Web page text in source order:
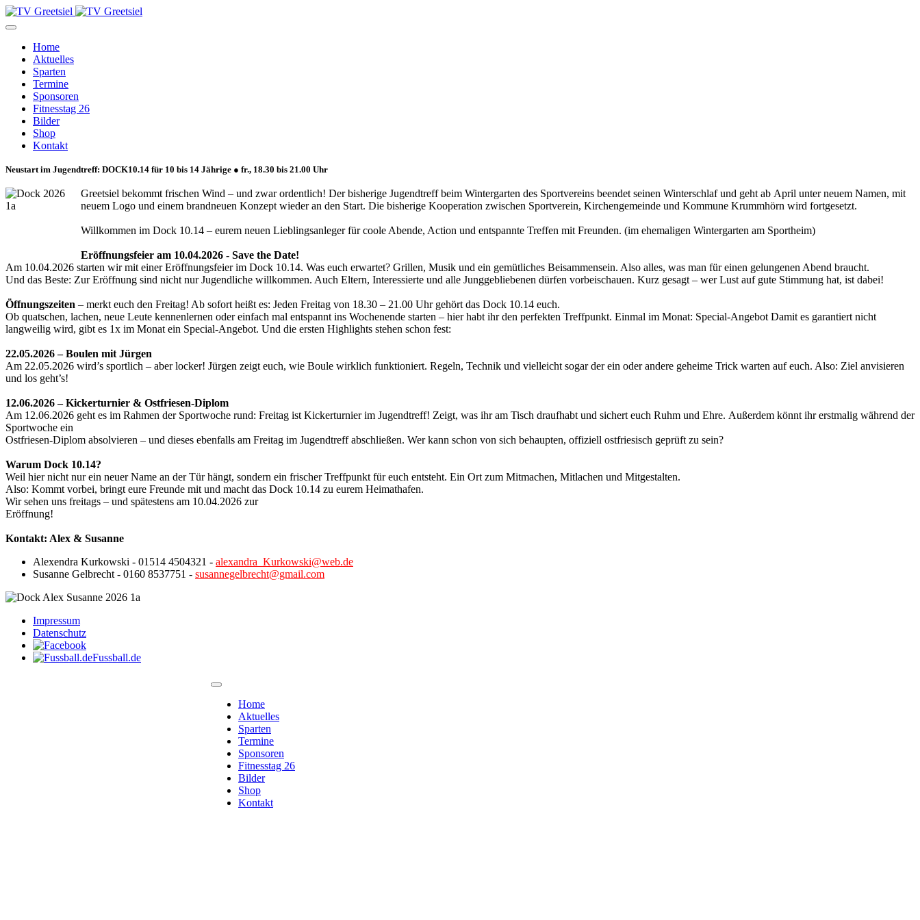
Home
Aktuelles
Sparten
Termine
Sponsoren
Fitnesstag 26
Bilder
Shop
Kontakt
Neustart im Jugendtreff: DOCK10.14 für 10 bis 14 Jährige ● fr., 18.30 bis 21.00 Uhr
Greetsiel bekommt frischen Wind – und zwar ordentlich! Der bisherige Jugendtreff beim Wintergarten des Sportvereins beendet seinen Winterschlaf und geht ab April unter neuem Namen, mit
neuem Logo und einem brandneuen Konzept wieder an den Start. Die bisherige Kooperation zwischen Sportverein, Kirchengemeinde und Kommune Krummhörn wird fortgesetzt.
Willkommen im Dock 10.14 – eurem neuen Lieblingsanleger für coole Abende, Action und entspannte Treffen mit Freunden. (im ehemaligen Wintergarten am Sportheim)
Eröffnungsfeier am 10.04.2026 - Save the Date!
Am 10.04.2026 starten wir mit einer Eröffnungsfeier im Dock 10.14. Was euch erwartet? Grillen, Musik und ein gemütliches Beisammensein. Also alles, was man für einen gelungenen Abend braucht.
Und das Beste: Zur Eröffnung sind nicht nur Jugendliche willkommen. Auch Eltern, Interessierte und alle Junggebliebenen dürfen vorbeischauen. Kurz gesagt – wer Lust auf gute Stimmung hat, ist dabei!
Öffnungszeiten – merkt euch den Freitag! Ab sofort heißt es: Jeden Freitag von 18.30 – 21.00 Uhr gehört das Dock 10.14 euch.
Ob quatschen, lachen, neue Leute kennenlernen oder einfach mal entspannt ins Wochenende starten – hier habt ihr den perfekten Treffpunkt. Einmal im Monat: Special-Angebot Damit es garantiert nicht
langweilig wird, gibt es 1x im Monat ein Special-Angebot. Und die ersten Highlights stehen schon fest:
22.05.2026 – Boulen mit Jürgen
Am 22.05.2026 wird’s sportlich – aber locker! Jürgen zeigt euch, wie Boule wirklich funktioniert. Regeln, Technik und vielleicht sogar der ein oder andere geheime Trick warten auf euch. Also: Ziel anvisieren
und los geht’s!
12.06.2026 – Kickerturnier & Ostfriesen-Diplom
Am 12.06.2026 geht es im Rahmen der Sportwoche rund: Freitag ist Kickerturnier im Jugendtreff! Zeigt, was ihr am Tisch draufhabt und sichert euch Ruhm und Ehre. Außerdem könnt ihr erstmalig während der
Sportwoche ein
Ostfriesen-Diplom absolvieren – und dieses ebenfalls am Freitag im Jugendtreff abschließen. Wer kann schon von sich behaupten, offiziell ostfriesisch geprüft zu sein?
Warum Dock 10.14?
Weil hier nicht nur ein neuer Name an der Tür hängt, sondern ein frischer Treffpunkt für euch entsteht. Ein Ort zum Mitmachen, Mitlachen und Mitgestalten.
Also: Kommt vorbei, bringt eure Freunde mit und macht das Dock 10.14 zu eurem Heimathafen.
Wir sehen uns freitags – und spätestens am 10.04.2026 zur
Eröffnung!
Kontakt: Alex & Susanne
Alexendra Kurkowski - 01514 4504321 - alexandra_Kurkowski@web.de
Susanne Gelbrecht - 0160 8537751 - susannegelbrecht@gmail.com
Impressum
Datenschutz
Fussball.de
Home
Aktuelles
Sparten
Termine
Sponsoren
Fitnesstag 26
Bilder
Shop
Kontakt